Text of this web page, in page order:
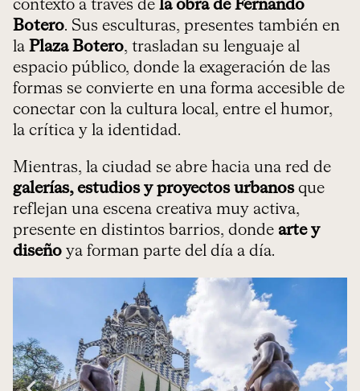
contexto a través de la obra de Fernando
Botero. Sus esculturas, presentes también en
la Plaza Botero, trasladan su lenguaje al
espacio público, donde la exageración de las
formas se convierte en una forma accesible de
conectar con la cultura local, entre el humor,
la crítica y la identidad.
Mientras, la ciudad se abre hacia una red de
galerías, estudios y proyectos urbanosque
reflejan una escena creativa muy activa,
presente en distintos barrios, donde arte y
diseño ya forman parte del día a día.